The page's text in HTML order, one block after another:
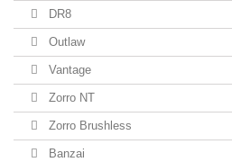
DR8
Outlaw
Vantage
Zorro NT
Zorro Brushless
Banzai